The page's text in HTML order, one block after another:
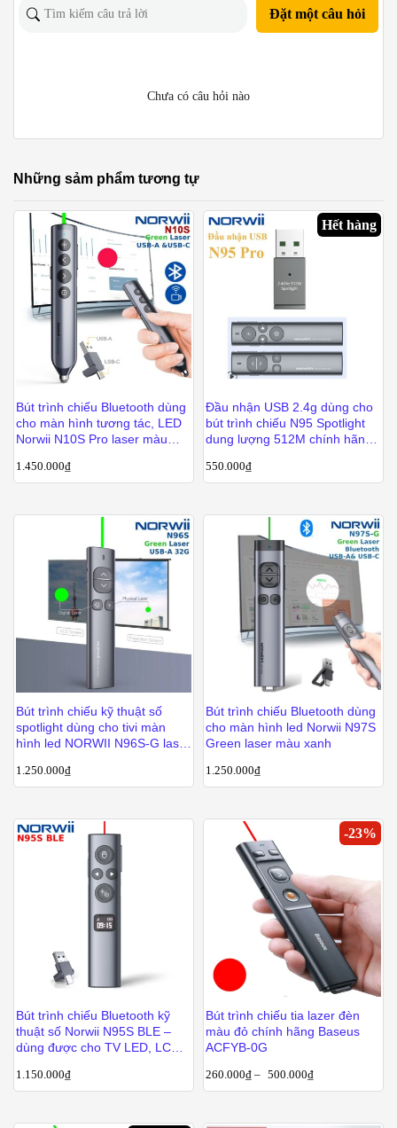
Đặt một câu hỏi
Chưa có câu hỏi nào
Những sảm phẩm tương tự
Bút trình chiếu Bluetooth dùng
cho màn hình tương tác, LED
Norwii N10S Pro laser màu
1.450.000₫
Hết hàng
Đầu nhận USB 2.4g dùng cho
bút trình chiếu N95 Spotlight
dung lượng 512M chính hãng
550.000₫
Bút trình chiếu kỹ thuật số
spotlight dùng cho tivi màn
hình led NORWII N96S-G laser
1.250.000₫
Bút trình chiếu Bluetooth dùng
cho màn hình led Norwii N97S
Green laser màu xanh
1.250.000₫
Bút trình chiếu Bluetooth kỹ
thuật số Norwii N95S BLE –
dùng được cho TV LED, LCD
1.150.000₫
-23%
Bút trình chiếu tia lazer đèn
màu đỏ chính hãng Baseus
ACFYB-0G
260.000₫ – 500.000₫